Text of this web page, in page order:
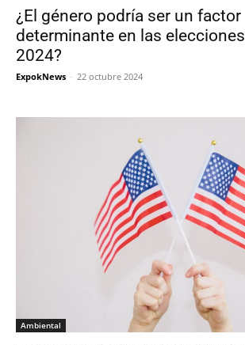
¿El género podría ser un factor
determinante en las
2024?
ExpokNews - 22 octubre 2024
Ambiental